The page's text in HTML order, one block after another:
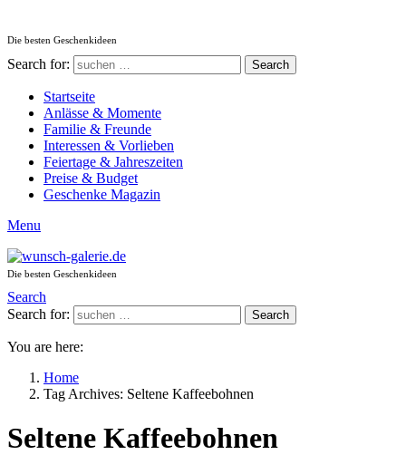
Die besten Geschenkideen
Search for: Search
Startseite
Anlässe & Momente
Familie & Freunde
Interessen & Vorlieben
Feiertage & Jahreszeiten
Preise & Budget
Geschenke Magazin
Menu
Die besten Geschenkideen
Search
Search for:
Search
You are here:
Home
Tag Archives: Seltene Kaffeebohnen
Seltene Kaffeebohnen